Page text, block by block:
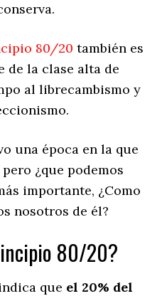
80/20 también es
de la clase alta de
al librecambismo y
una época en la que
¿que podemos
importante, ¿Como
nosotros de él?
80/20?
que el 20% del